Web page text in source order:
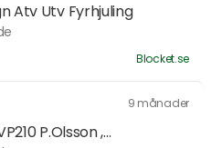
Atv Utv Fyrhjuling
Blocket.se
9 månader
P.Olsson ,...